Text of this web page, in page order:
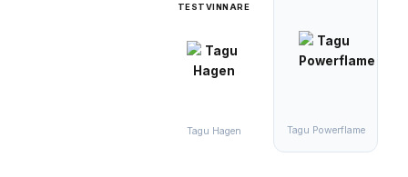
TESTVINNARE
Tagu Hagen Tagu Powerflame